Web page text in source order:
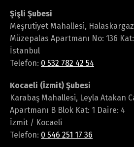
Şişli Şubesi
Meşrutiyet Mahallesi,
Müzepalas Apartmanı No: 136
İstanbul
Telefon: 0 532 782 42 54
Kocaeli (İzmit) Şubesi
Karabaş Mahallesi, Leyla Atakan
Apartmanı B Blok Kat: 1 Daire: 4
İzmit / Kocaeli
Telefon: 0 546 251 17 36